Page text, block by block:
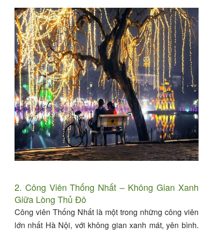
2. Công Viên Thống Nhất – Không Gian Xanh
Giữa Lòng Thủ Đô
Công viên Thống Nhất là một trong những công viên
lớn nhất Hà Nội, với không gian xanh mát, yên bình.